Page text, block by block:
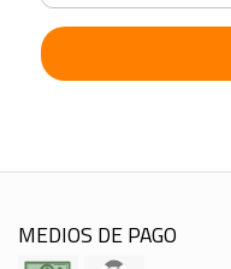
MEDIOS DE PAGO